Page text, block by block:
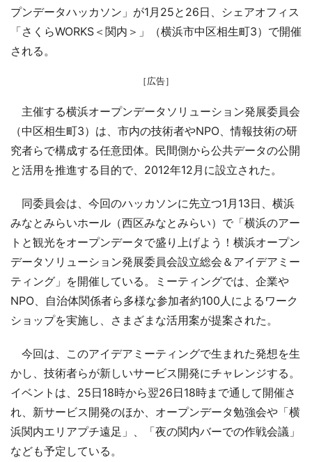
プンデータハッカソン」が1月25と26日、シェアオフィス
「さくらWORKS＜関内＞」（横浜市中区相生町3）で開催
される。
［広告］
主催する横浜オープンデータソリューション発展委員会
（中区相生町3）は、市内の技術者やNPO、情報技術の研
究者らで構成する任意団体。民間側から公共データの公開
と活用を推進する目的で、2012年12月に設立された。
同委員会は、今回のハッカソンに先立つ1月13日、横浜
みなとみらいホール（西区みなとみらい）で「横浜のアー
トと観光をオープンデータで盛り上げよう！横浜オープン
データソリューション発展委員会設立総会＆アイデアミー
ティング」を開催している。ミーティングでは、企業や
NPO、自治体関係者ら多様な参加者約100人によるワーク
ショップを実施し、さまざまな活用案が提案された。
今回は、このアイデアミーティングで生まれた発想を生
かし、技術者らが新しいサービス開発にチャレンジする。
イベントは、25日18時から翌26日18時まで通して開催さ
れ、新サービス開発のほか、オープンデータ勉強会や「横
浜関内エリアプチ遠足」、「夜の関内バーでの作戦会議」
なども予定している。